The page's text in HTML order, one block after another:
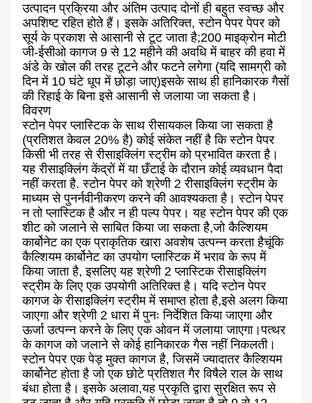
उत्पादन प्रक्रिया और अंतिम उत्पाद दोनों ही बहुत स्वच्छ और
अपशिष्ट रहित होते हैं। इसके अतिरिक्त, स्टोन पेपर पेपर को
सूर्य के प्रकाश से आसानी से टूट जाता है;200 माइक्रोन मोटी
जी-ईसीओ कागज 9 से 12 महीने की अवधि में बाहर की हवा में
अंडे के खोल की तरह टूटने और फटने लगेगा (यदि सामग्री को
दिन में 10 घंटे धूप में छोड़ा जाए)इसके साथ ही हानिकारक गैसों
की रिहाई के बिना इसे आसानी से जलाया जा सकता है।
विवरण
स्टोन पेपर प्लास्टिक के साथ रीसायकल किया जा सकता है
(प्रतिशत केवल 20% है) कोई संकेत नहीं है कि स्टोन पेपर
किसी भी तरह से रीसाइक्लिंग स्ट्रीम को प्रभावित करता है।
यह रीसाइक्लिंग केंद्रों में या छँटाई के दौरान कोई व्यवधान पैदा
नहीं करता है. स्टोन पेपर को श्रेणी 2 रीसाइक्लिंग स्ट्रीम के
माध्यम से पुनर्नवीनीकरण करने की आवश्यकता है। स्टोन पेपर
न तो प्लास्टिक है और न ही पल्प पेपर। यह स्टोन पेपर की एक
शीट को जलाने से साबित किया जा सकता है,जो कैल्शियम
कार्बोनेट का एक प्राकृतिक खारा अवशेष उत्पन्न करता हैचूंकि
कैल्शियम कार्बोनेट का उपयोग प्लास्टिक में भराव के रूप में
किया जाता है, इसलिए यह श्रेणी 2 प्लास्टिक रीसाइक्लिंग
स्ट्रीम के लिए एक उपयोगी अतिरिक्त है। यदि स्टोन पेपर
कागज के रीसाइक्लिंग स्ट्रीम में समाप्त होता है,इसे अलग किया
जाएगा और श्रेणी 2 धारा में पुनः निर्देशित किया जाएगा और
ऊर्जा उत्पन्न करने के लिए एक ओवन में जलाया जाएगा।पत्थर
के कागज को जलाने से कोई हानिकारक गैस नहीं निकलती।
स्टोन पेपर एक पेड़ मुक्त कागज है, जिसमें ज्यादातर कैल्शियम
कार्बोनेट होता है जो एक छोटे प्रतिशत गैर विषैले राल के साथ
बंधा होता है। इसके अलावा,यह प्रकृति द्वारा सुरक्षित रूप से